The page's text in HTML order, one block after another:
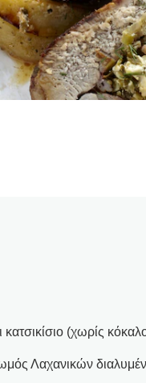
κατσικίσιο (χωρίς
Λαχανικών